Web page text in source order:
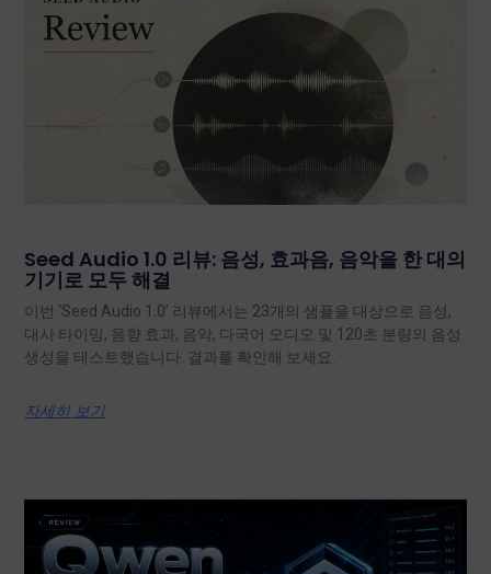
Seed Audio 1.0 리뷰: 음성, 효과음, 음악을 한 대의
기기로 모두 해결
이번 ‘Seed Audio 1.0’ 리뷰에서는 23개의 샘플을 대상으로 음성,
대사 타이밍, 음향 효과, 음악, 다국어 오디오 및 120초 분량의 음성
생성을 테스트했습니다. 결과를 확인해 보세요.
자세히 보기